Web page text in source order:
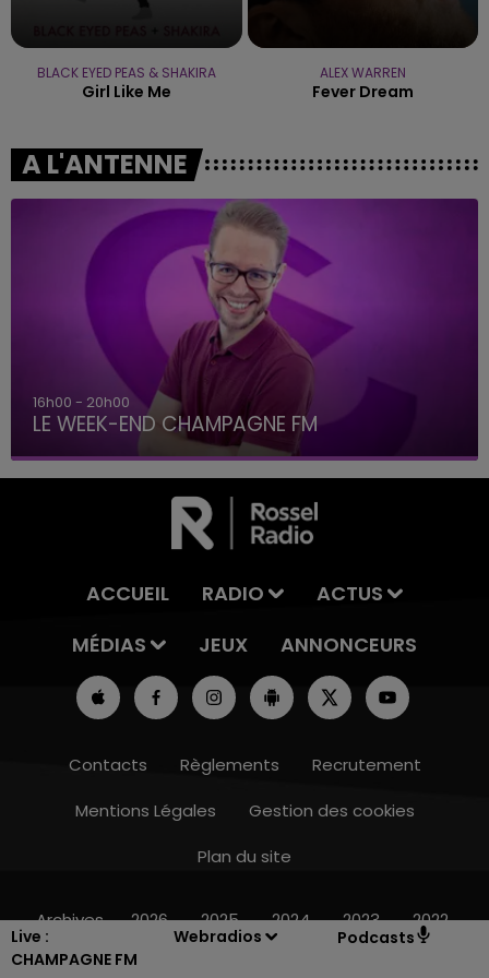
Live :
CHAMPAGNE FM
Webradios Podcasts
7h00 - 12h00
BLACK EYED PEAS & SHAKIRA
Girl Like Me
ALEX WARREN
Fever Dream
A L'ANTENNE
16h00 - 20h00
LE WEEK-END CHAMPAGNE FM
ACCUEIL RADIO
ACTUS
MÉDIAS
JEUX ANNONCEURS
Contacts Règlements
Recrutement
Mentions Légales
Gestion des cookies
Plan du site
Archives 2026 2025 2024 2023 2022